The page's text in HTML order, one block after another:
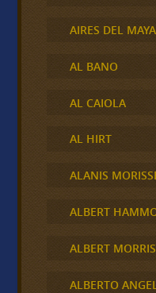
AIRES DEL
AL BANO
AL CAIOLA
AL HIRT
ALANIS
ALBERT
ALBERT MORRIS
ALBERTO